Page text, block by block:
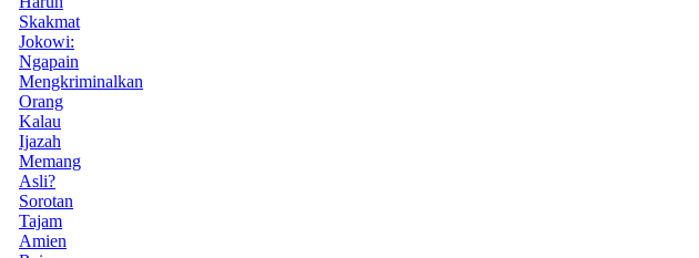
Skakmat
Jokowi:
Ngapain
Mengkriminalkan
Orang
Kalau
Ijazah
Memang
Asli?
Sorotan
Tajam
Amien